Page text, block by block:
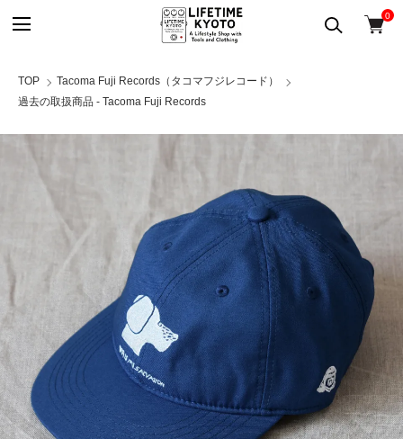
0
TOP
Tacoma Fuji Records（タコマフジレコード）
過去の取扱商品 - Tacoma Fuji Records